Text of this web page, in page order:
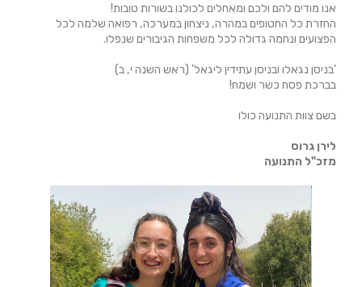
אנו מודים להם ולכם ומאחלים לכולנו בשורות טובות!
החזרת כל החטופים במהרה, ניצחון במערכה, רפואה שלמה לכל
הפצועים ונחמה גדולה לכל משפחות הגיבורים שנפלו.
'בניסן נגאלו ובניסן עתידין ליגאל' (ראש השנה י, ב)
בברכת פסח כשר ושמח!
בשם צוות התנועה כולו
לירן גרוס
מזכ"ל התנועה